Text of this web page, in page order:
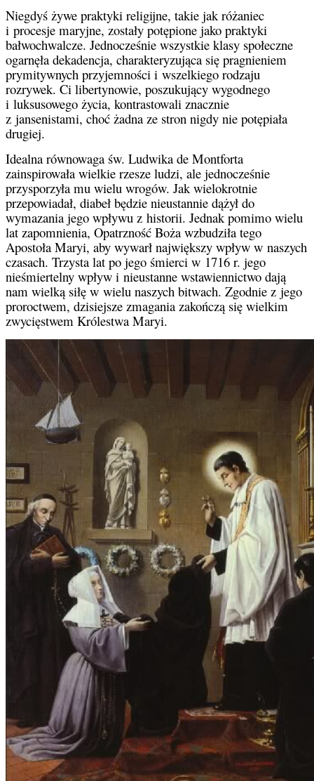
Niegdyś żywe praktyki religijne, takie jak różaniec
i procesje maryjne, zostały potępione jako praktyki
bałwochwalcze. Jednocześnie wszystkie klasy społeczne
ogarnęła dekadencja, charakteryzująca się pragnieniem
prymitywnych przyjemności i wszelkiego rodzaju
rozrywek. Ci libertynowie, poszukujący wygodnego
i luksusowego życia, kontrastowali znacznie
z jansenistami, choć żadna ze stron nigdy nie potępiała
drugiej.
Idealna równowaga św. Ludwika de Montforta
zainspirowała wielkie rzesze ludzi, ale jednocześnie
przysporzyła mu wielu wrogów. Jak wielokrotnie
przepowiadał, diabeł będzie nieustannie dążył do
wymazania jego wpływu z historii. Jednak pomimo wielu
lat zapomnienia, Opatrzność Boża wzbudziła tego
Apostoła Maryi, aby wywarł największy wpływ w naszych
czasach. Trzysta lat po jego śmierci w 1716 r. jego
nieśmiertelny wpływ i nieustanne wstawiennictwo dają
nam wielką siłę w wielu naszych bitwach. Zgodnie z jego
proroctwem, dzisiejsze zmagania zakończą się wielkim
zwycięstwem Królestwa Maryi.